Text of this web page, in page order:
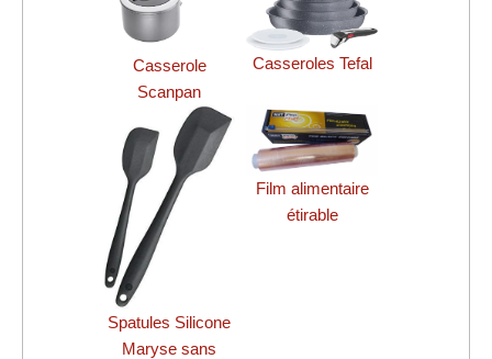
Casserole
Scanpan
Casseroles Tefal
Spatules Silicone
Maryse sans
Film alimentaire
étirable